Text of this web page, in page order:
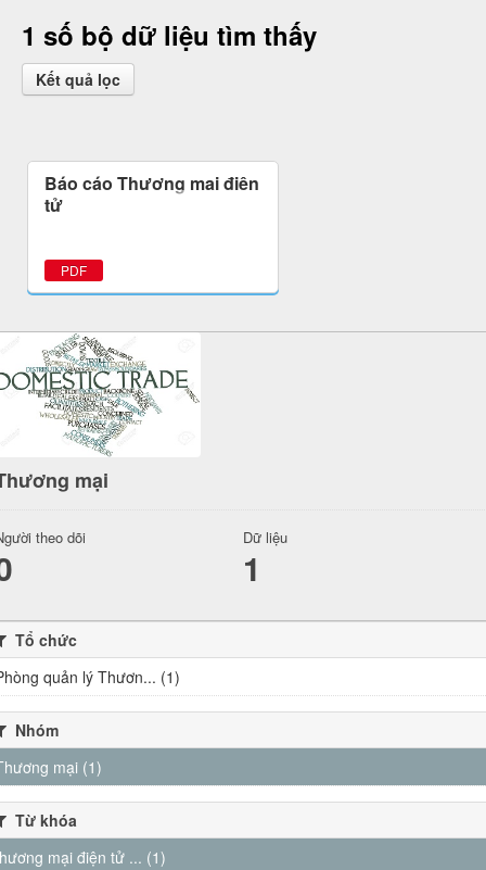
1 số bộ dữ liệu tìm thấy
Kết quả lọc
Báo cáo Thương mại điện
tử
PDF
mại
theo dõi Dữ liệu
1
Tổ chức
quản lý Thươn... (1)
Nhóm
mại (1)
Từ khóa
mại điện tử ... (1)